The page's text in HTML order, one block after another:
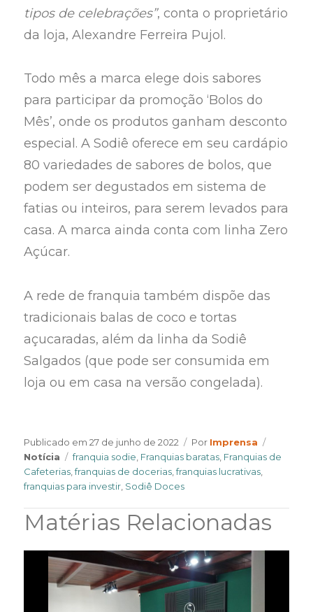
tipos de celebrações”, conta o proprietário
da loja, Alexandre Ferreira Pujol.
Todo mês a marca elege dois sabores
para participar da promoção ‘Bolos do
Mês’, onde os produtos ganham desconto
especial. A Sodiê oferece em seu cardápio
80 variedades de sabores de bolos, que
podem ser degustados em sistema de
fatias ou inteiros, para serem levados para
casa. A marca ainda conta com linha Zero
Açúcar.
A rede de franquia também dispõe das
tradicionais balas de coco e tortas
açucaradas, além da linha da Sodiê
Salgados (que pode ser consumida em
loja ou em casa na versão congelada).
Publicado em27 de junho de 2022 Por Author
Imprensa
Notícia
Tags
franquia sodie, Franquias baratas, Franquias de
Cafeterias,franquias de docerias,franquias lucrativas,
franquias para investir, Sodiê Doces
Matérias Relacionadas